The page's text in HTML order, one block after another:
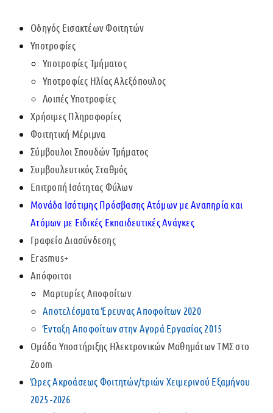
Οδηγός Εισακτέων Φοιτητών
Υποτροφίες
Υποτροφίες Τμήματος
Υποτροφίες Ηλίας Αλεξόπουλος
Λοιπές Υποτροφίες
Χρήσιμες Πληροφορίες
Φοιτητική Μέριμνα
Σύμβουλοι Σπουδών Τμήματος
Συμβουλευτικός Σταθμός
Επιτροπή Ισότητας Φύλων
Μονάδα Ισότιμης Πρόσβασης Ατόμων με Αναπηρία και
Ατόμων με Ειδικές Εκπαιδευτικές Ανάγκες
Γραφείο Διασύνδεσης
Erasmus+
Απόφοιτοι
Μαρτυρίες Αποφοίτων
Αποτελέσματα Έρευνας Αποφοίτων 2020
Ένταξη Αποφοίτων στην Αγορά Εργασίας 2015
Ομάδα Υποστήριξης Ηλεκτρονικών Μαθημάτων ΤΜΣ στο
Zoom
Ώρες Ακροάσεως Φοιτητών/τριών Χειμερινού Εξαμήνου
2025 -2026